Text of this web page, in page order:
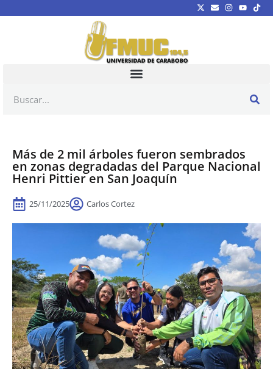
Más de 2 mil árboles fueron sembrados
en zonas degradadas del Parque Nacional
Henri Pittier en San Joaquín
25/11/2025 Carlos Cortez